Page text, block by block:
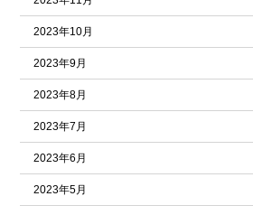
2023年10月
2023年9月
2023年8月
2023年7月
2023年6月
2023年5月